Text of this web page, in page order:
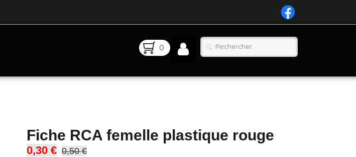
0
Fiche RCA femelle plastique rouge
0,30 € 0,50 €